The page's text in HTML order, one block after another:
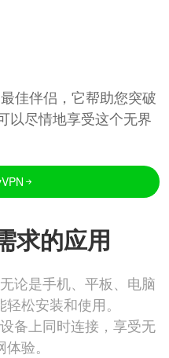
佳伴侣，它帮助您突破
以尽情地享受这个无界
求的应用
论是手机、平板、电脑
松安装和使用。
备上同时连接，享受无
验。